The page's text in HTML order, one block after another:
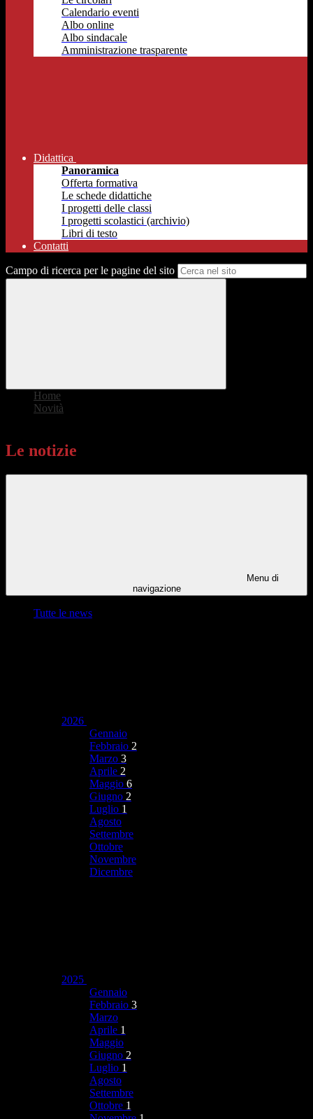
Calendario eventi
Albo online
Albo sindacale
Amministrazione trasparente
Didattica
Panoramica
Offerta formativa
Le schede didattiche
I progetti delle classi
I progetti scolastici (archivio)
Libri di testo
Contatti
Campo di ricerca per le pagine del sito
Home
Novità
Le notizie
Menu di
navigazione
Tutte le news
2026
Gennaio
Febbraio 2
Marzo 3
Aprile 2
Maggio 6
Giugno 2
Luglio 1
Agosto
Settembre
Ottobre
Novembre
Dicembre
2025
Gennaio
Febbraio 3
Marzo
Aprile 1
Maggio
Giugno 2
Luglio 1
Agosto
Settembre
Ottobre 1